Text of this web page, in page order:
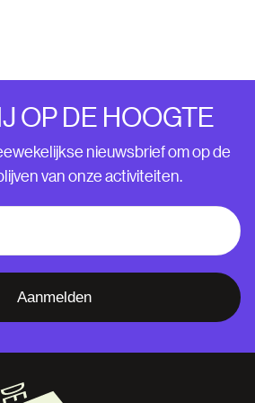
OP DE HOOGTE
nieuwsbrief om op de
van onze activiteiten.
Aanmelden